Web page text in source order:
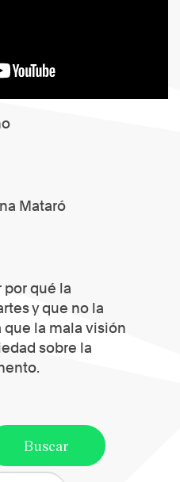
Mataró
qué la
y que no la
que la mala visión
sobre la